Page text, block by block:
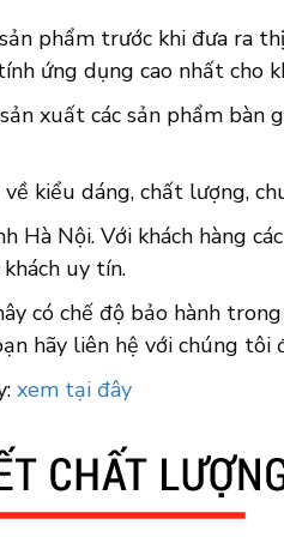
phẩm trước khi đưa ra
ứng dụng cao nhất cho
xuất các sản phẩm bàn
kiểu dáng, chất lượng,
Hà Nội. Với khách hàng
uy tín.
có chế độ bảo hành
hãy liên hệ với chúng tôi
xem tại đây